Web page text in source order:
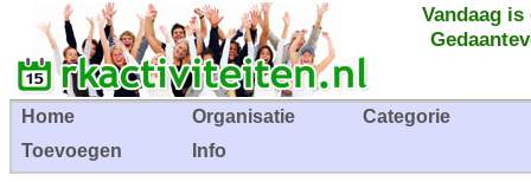
Vandaag
Home Organisatie
Categorie
Toevoegen
Info